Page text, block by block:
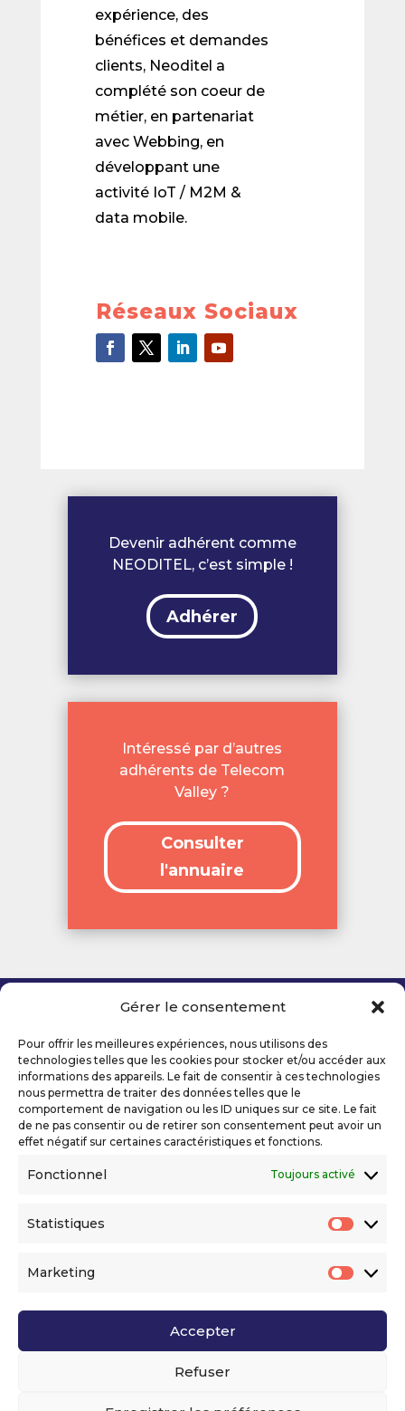
Gérer le consentement
Pour offrir les meilleures expériences, nous utilisons des
technologies telles que les cookies pour stocker et/ou accéder aux
informations des appareils. Le fait de consentir à ces technologies
nous permettra de traiter des données telles que le
comportement de navigation ou les ID uniques sur ce site. Le fait
de ne pas consentir ou de retirer son consentement peut avoir un
effet négatif sur certaines caractéristiques et fonctions.
Fonctionnel Toujours activé
Statistiques
Marketing
Accepter
Refuser
expérience, des
bénéfices et demandes
clients, Neoditel a
complété son coeur de
métier, en partenariat
avec Webbing, en
développant une
activité IoT / M2M &
data mobile.
Réseaux Sociaux
Devenir adhérent comme
NEODITEL, c’est simple !
Adhérer
Intéressé par d’autres
adhérents de Telecom
Valley ?
Consulter
l'annuaire
Mentions légales
Politique de confidentialité
Déclaration d’accessibilité numérique
Ils nous soutiennent
Voir l’ensemble de nos partenaires